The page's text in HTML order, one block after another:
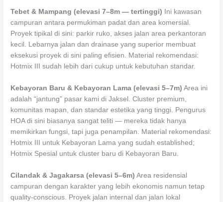
Tebet & Mampang (elevasi 7–8m — tertinggi) Ini kawasan
campuran antara permukiman padat dan area komersial.
Proyek tipikal di sini: parkir ruko, akses jalan area perkantoran
kecil. Lebarnya jalan dan drainase yang superior membuat
eksekusi proyek di sini paling efisien. Material rekomendasi:
Hotmix III sudah lebih dari cukup untuk kebutuhan standar.
Kebayoran Baru & Kebayoran Lama (elevasi 5–7m) Area ini
adalah “jantung” pasar kami di Jaksel. Cluster premium,
komunitas mapan, dan standar estetika yang tinggi. Pengurus
HOA di sini biasanya sangat teliti — mereka tidak hanya
memikirkan fungsi, tapi juga penampilan. Material rekomendasi:
Hotmix III untuk Kebayoran Lama yang sudah established;
Hotmix Spesial untuk cluster baru di Kebayoran Baru.
Cilandak & Jagakarsa (elevasi 5–6m) Area residensial
campuran dengan karakter yang lebih ekonomis namun tetap
quality-conscious. Proyek jalan internal dan jalan lokal